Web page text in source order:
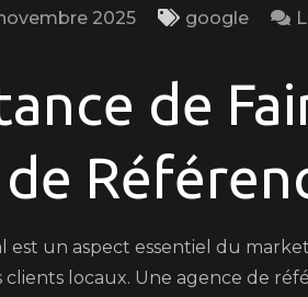
2025 google
de
est un aspect essentiel du
locaux. Une agence de